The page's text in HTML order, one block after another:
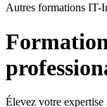
Autres formations IT-
Élevez votre